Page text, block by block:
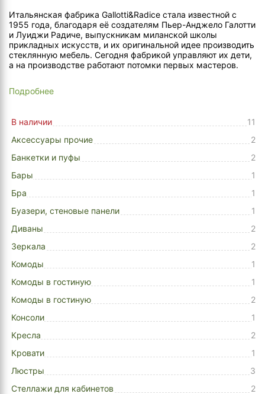
Итальянская фабрика Gallotti&Radice стала известной с
1955 года, благодаря её создателям Пьер-Анджело Галотти
и Луиджи Радиче, выпускникам миланской школы
прикладных искусств, и их оригинальной идее производить
стеклянную мебель. Сегодня фабрикой управляют их дети,
а на производстве работают потомки первых мастеров.
Подробнее
В наличии
11
Аксессуары прочие
2
Банкетки и пуфы
2
Бары
1
Бра
1
Буазери, стеновые панели
1
Диваны
2
Зеркала
2
Комоды
1
Комоды в гостиную
1
Комоды в гостиную
2
Консоли
1
Кресла
2
Кровати
1
Люстры
3
Стеллажи для кабинетов
2